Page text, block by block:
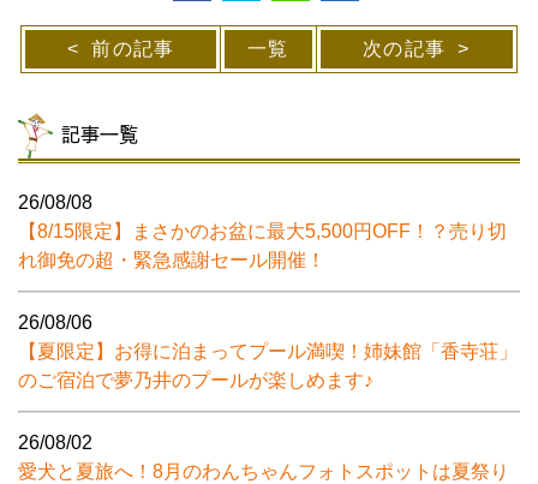
前の記事 一覧 次の記事
記事一覧
26/08/08
【8/15限定】まさかのお盆に最大5,500円OFF！？売り切
れ御免の超・緊急感謝セール開催！
26/08/06
【夏限定】お得に泊まってプール満喫！姉妹館「香寺荘」
のご宿泊で夢乃井のプールが楽しめます♪
26/08/02
愛犬と夏旅へ！8月のわんちゃんフォトスポットは夏祭り